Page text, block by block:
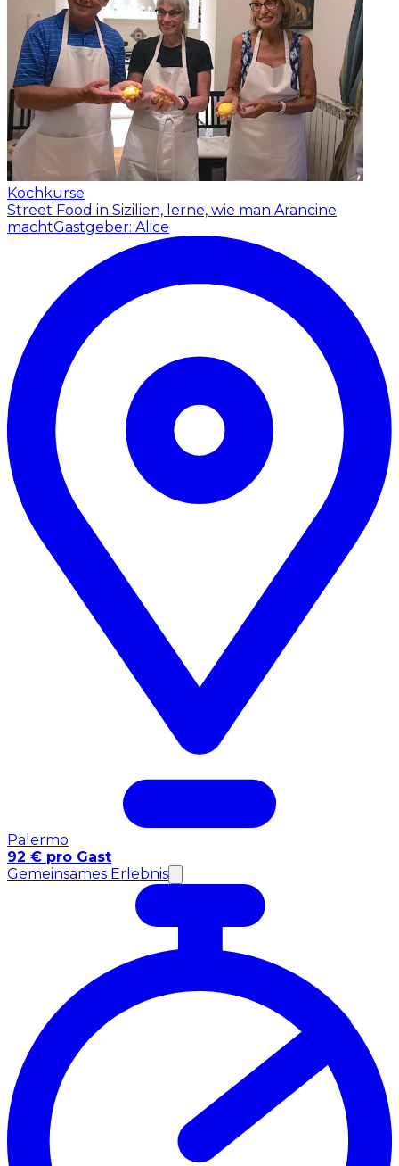
Kochkurse
Street Food in Sizilien, lerne, wie man Arancine
machtGastgeber: Alice
Palermo
92 € pro Gast
Gemeinsames Erlebnis